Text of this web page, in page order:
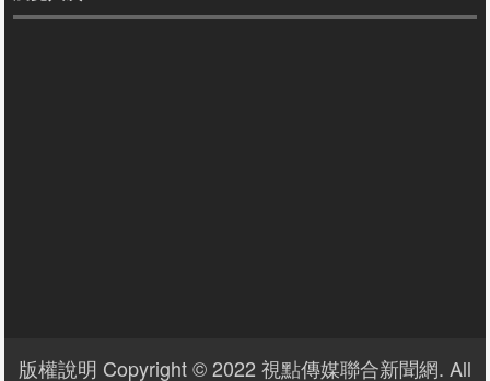
版權說明 Copyright © 2022 視點傳媒聯合新聞網. All